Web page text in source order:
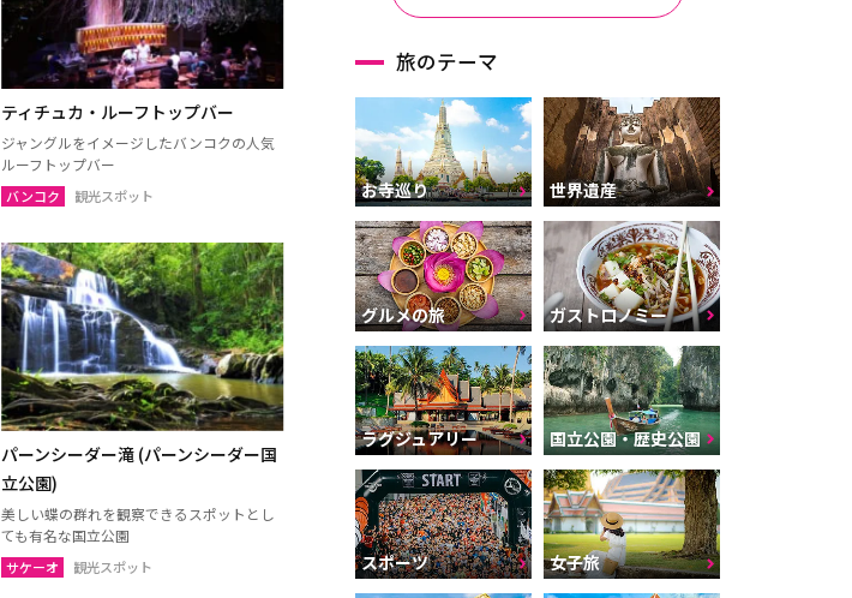
アムナートチャルーン
北イサーン
ラヨーン（サメット島）
サムットプラカーン
アユタヤ
ホアヒン（プラチュアッブキリカ
ン）
チャイナート
パトゥムターニー
ラーチャブリー
シンブリー
ティチュカ・ルーフトップバー
ジャングルをイメージしたバンコクの人気
ルーフトップバー
バンコク 観光スポット
パーンシーダー滝 (パーンシーダー国
立公園)
美しい蝶の群れを観察できるスポットとし
ても有名な国立公園
サケーオ 観光スポット
旅のテーマ
お寺巡り 世界遺産
グルメの旅 ガストロノミー
ラグジュアリー 国立公園・歴史公園
スポーツ 女子旅